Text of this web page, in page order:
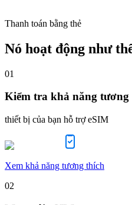
Thanh toán bằng thẻ
Nó hoạt động như
01
Kiểm tra khả năng tương
thiết bị của bạn hỗ trợ eSIM
Xem khả năng tương thích
02